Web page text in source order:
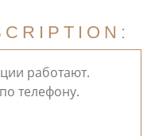
работают.
телефону.